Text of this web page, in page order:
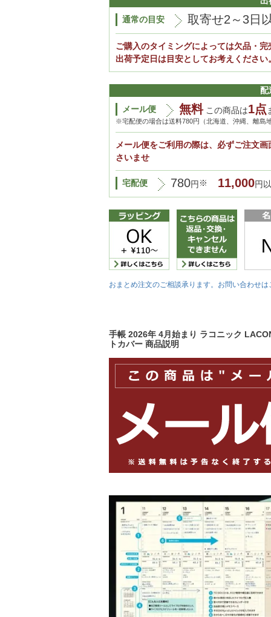
通常の目安
取寄せ2～3日
ご購入のタイミングによっては欠品・
出荷予定日は目安としてお考えください
配
メール便
無料この商品は1点
※宅配便の場合は送料780円（北海道、沖縄、離島
メール便をご利用の際は、必ずご注文
さいませ
宅配便 780円 ※ 11,000円
おまとめ注文のご相談承ります。お問い合わせは
手帳 2026年 4月始まり ラコニック
トカバー 商品説明